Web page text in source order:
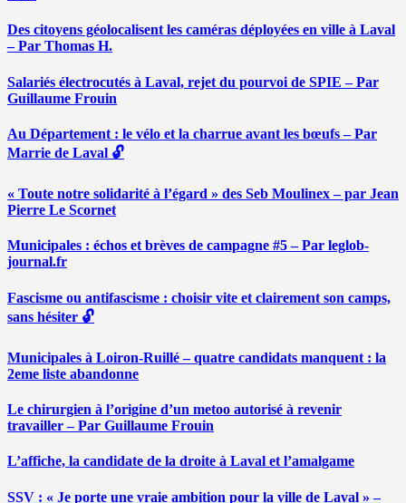
Des citoyens géolocalisent les caméras déployées en ville à Laval
– Par Thomas H.
Salariés électrocutés à Laval, rejet du pourvoi de SPIE – Par
Guillaume Frouin
Au Département : le vélo et la charrue avant les bœufs – Par
Marrie de Laval 🔓
« Toute notre solidarité à l’égard » des Seb Moulinex – par Jean
Pierre Le Scornet
Municipales : échos et brèves de campagne #5 – Par leglob-
journal.fr
Fascisme ou antifascisme : choisir vite et clairement son camps,
sans hésiter 🔓
Municipales à Loiron-Ruillé – quatre candidats manquent : la
2eme liste abandonne
Le chirurgien à l’origine d’un metoo autorisé à revenir
travailler – Par Guillaume Frouin
L’affiche, la candidate de la droite à Laval et l’amalgame
SSV : « Je porte une vraie ambition pour la ville de Laval » –